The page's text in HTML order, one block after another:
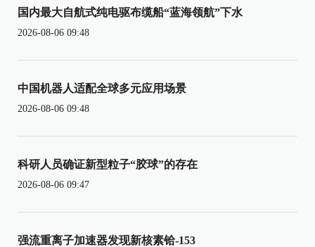
国内最大自航式纯电驱布缆船“蓝海领航”下水
2026-08-06 09:48
中国机器人适配全球多元应用场景
2026-08-06 09:48
科研人员确证新型粒子“胶球”的存在
2026-08-06 09:47
强流重离子加速器发现新核素铪-153